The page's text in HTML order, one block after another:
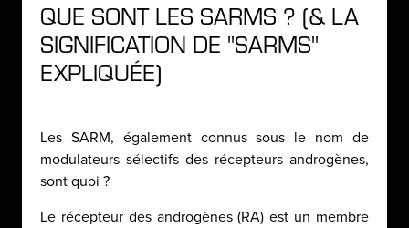
QUE SONT LES SARMS ? (& LA
SIGNIFICATION DE "SARMS"
EXPLIQUÉE)
Les SARM, également connus sous le nom de
modulateurs sélectifs des récepteurs androgènes,
sont quoi ?
Le récepteur des androgènes (RA) est un membre